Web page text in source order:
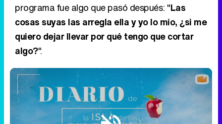
programa fue algo que pasó después: "Las
cosas suyas las arregla ella y yo lo mío, ¿si me
quiero dejar llevar por qué tengo que cortar
algo?".